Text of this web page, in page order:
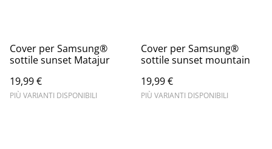
Cover per Samsung®
sottile sunset Matajur
19,99 €
PIÙ VARIANTI DISPONIBILI
Cover per Samsung®
sottile sunset mountain
19,99 €
PIÙ VARIANTI DISPONIBILI